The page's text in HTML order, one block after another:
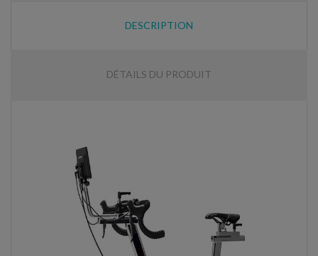
DESCRIPTION
DÉTAILS DU PRODUIT